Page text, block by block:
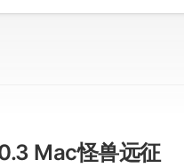
Mac怪兽远征